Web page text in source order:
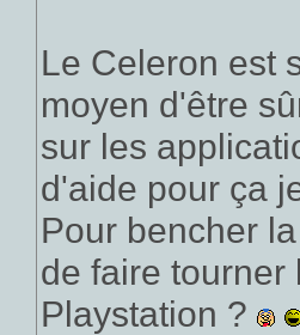
Le Celeron est
moyen d'être
sur les
d'aide pour ça
Pour bencher
de faire tourner
Playstation ?